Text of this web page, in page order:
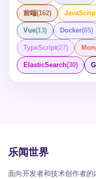
前端(162)
Vue(13) Docker(65)
TypeScript(27)
ElasticSearch(30)
乐闻世界
面向开发者和技术创作者